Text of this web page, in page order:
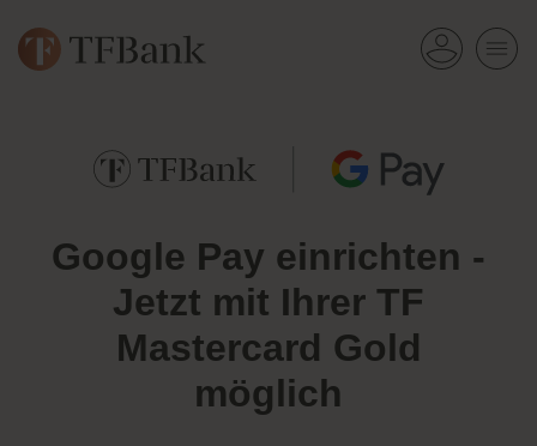
Google Pay einrichten -
Jetzt mit Ihrer TF
Mastercard Gold
möglich